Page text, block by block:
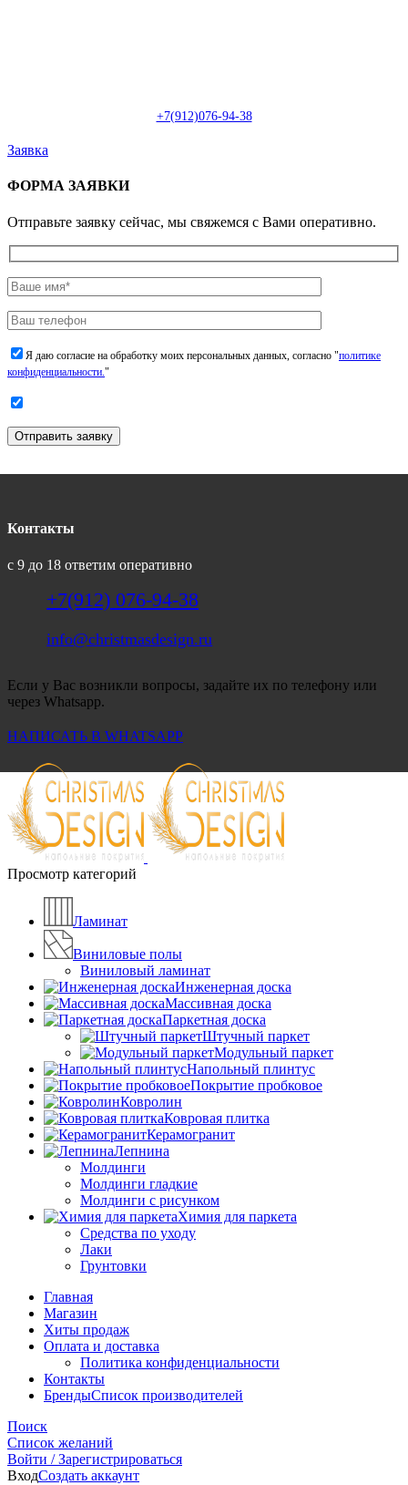
+7(912)076-94-38
Заявка
ФОРМА ЗАЯВКИ
Отправьте заявку сейчас, мы свяжемся с Вами оперативно.
Я даю согласие на обработку моих персональных данных, согласно "политике
конфиденциальности."
Отправить заявку
Контакты
с 9 до 18 ответим оперативно
+7(912) 076-94-38
info@christmasdesign.ru
Если у Вас возникли вопросы, задайте их по телефону или
через Whatsapp.
НАПИСАТЬ В WHATSAPP
Просмотр категорий
Ламинат
Виниловые полы
Виниловый ламинат
Инженерная доска
Массивная доска
Паркетная доска
Штучный паркет
Модульный паркет
Напольный плинтус
Покрытие пробковое
Ковролин
Ковровая плитка
Керамогранит
Лепнина
Молдинги
Молдинги гладкие
Молдинги с рисунком
Химия для паркета
Средства по уходу
Лаки
Грунтовки
Главная
Магазин
Хиты продаж
Оплата и доставка
Политика конфиденциальности
Контакты
БрендыСписок производителей
Поиск
Список желаний
Войти / Зарегистрироваться
ВходСоздать аккаунт